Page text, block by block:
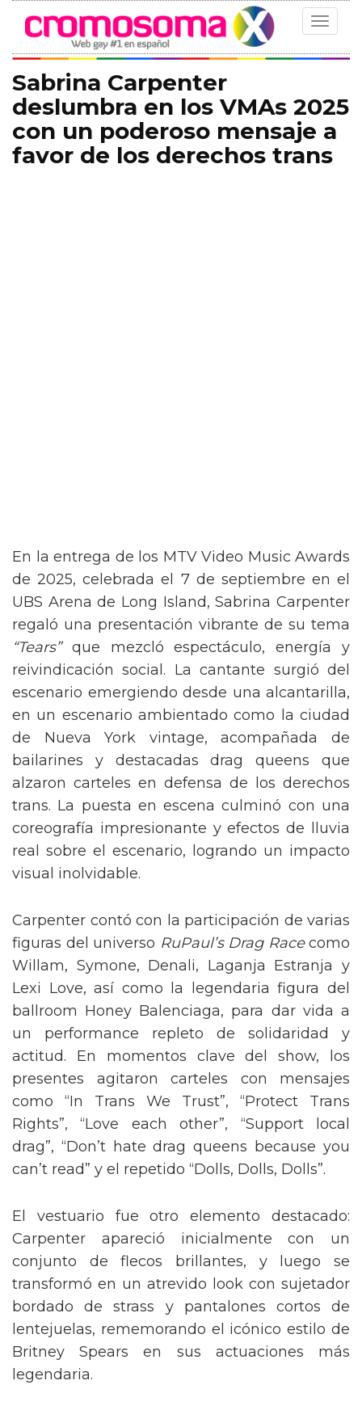
Toggle
Sabrina Carpenter
deslumbra en los VMAs 2025
con un poderoso mensaje a
favor de los derechos trans
En la entrega de los MTV Video Music Awards
de 2025, celebrada el 7 de septiembre en el
UBS Arena de Long Island, Sabrina Carpenter
regaló una presentación vibrante de su tema
“Tears”que mezcló espectáculo, energía y
reivindicación social. La cantante surgió del
escenario emergiendo desde una alcantarilla,
en un escenario ambientado como la ciudad
de Nueva York vintage, acompañada de
bailarines y destacadas drag queens que
alzaron carteles en defensa de los derechos
trans. La puesta en escena culminó con una
coreografía impresionante y efectos de lluvia
real sobre el escenario, logrando un impacto
visual inolvidable.
Carpenter contó con la participación de varias
figuras del universo RuPaul’s Drag Racecomo
Willam, Symone, Denali, Laganja Estranja y
Lexi Love, así como la legendaria figura del
ballroom Honey Balenciaga, para dar vida a
un performance repleto de solidaridad y
actitud. En momentos clave del show, los
presentes agitaron carteles con mensajes
como “In Trans We Trust”, “Protect Trans
Rights”, “Love each other”, “Support local
drag”, “Don’t hate drag queens because you
can’t read” y el repetido “Dolls, Dolls, Dolls”.
El vestuario fue otro elemento destacado:
Carpenter apareció inicialmente con un
conjunto de flecos brillantes, y luego se
transformó en un atrevido look con sujetador
bordado de strass y pantalones cortos de
lentejuelas, rememorando el icónico estilo de
Britney Spears en sus actuaciones más
legendaria.